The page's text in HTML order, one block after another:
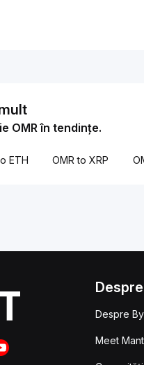
OMR în tendințe.
ETH OMR to XRP
Despre
Despre
Meet